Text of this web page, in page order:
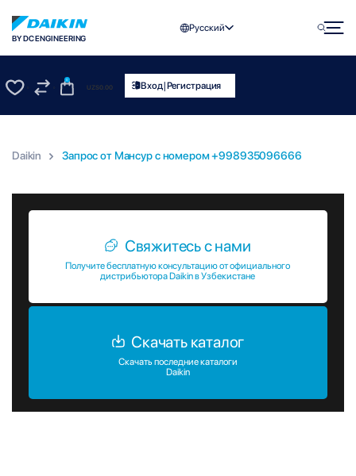
BY DC ENGINEERING
Русский
0
UZS0.00 Вход|Регистрация
Daikin Запрос от Мансур c номером +998935096666
Свяжитесь с нами
Получите бесплатную консультацию от официального
дистрибьютора Daikin в Узбекистане
Скачать каталог
Скачать последние каталоги
Daikin